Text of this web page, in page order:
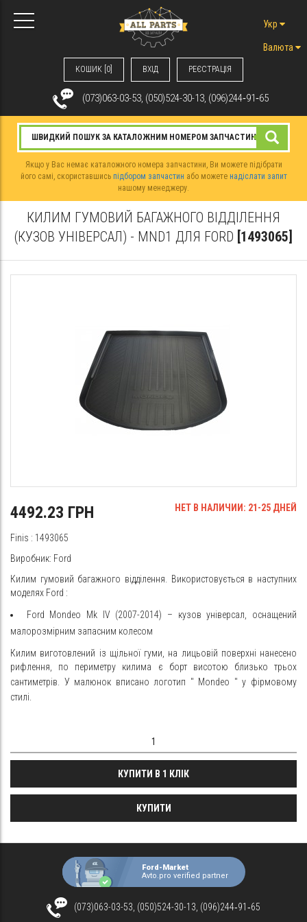
КОШИК [0] ВХIД РЕЄСТРАЦІЯ
Укр
Валюта
(073)063-03-53, (050)524-30-13, (096)244‑91‑65
Якщо у Вас немає каталожного номера запчастини, Ви можете підібрати
його самі, скориставшись підбором запчастин або можете надіслати запит
нашому менеджеру.
КИЛИМ ГУМОВИЙ БАГАЖНОГО ВІДДІЛЕННЯ
(КУЗОВ УНІВЕРСАЛ) - MND1 ДЛЯ FORD [1493065]
4492.23 ГРН НЕТ В НАЛИЧИИ: 21-25 ДНЕЙ
Finis : 1493065
Виробник: Ford
Килим гумовий багажного відділення. Використовується в наступних
моделях Ford :
Ford Mondeo Mk IV (2007-2014) – кузов універсал, оснащений
малорозмірним запасним колесом
Килим виготовлений із щільної гуми, на лицьовій поверхні нанесено
рифлення, по периметру килима є борт висотою близько трьох
сантиметрів. У малюнок вписано логотип " Mondeo " у фірмовому
стилі.
КУПИТИ В 1 КЛІК
КУПИТИ
Ford-Market
Avto.pro verified partner
(073)063-03-53, (050)524-30-13, (096)244‑91‑65